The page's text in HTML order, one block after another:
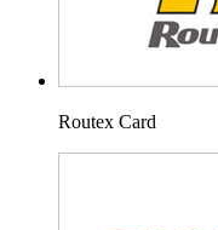
Routex Card